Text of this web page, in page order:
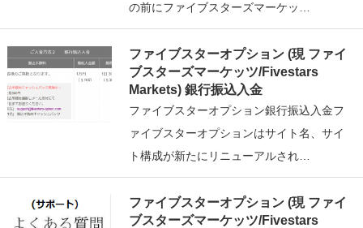
の前にファイブスターズマーケッ…
ファイブスターオプション (現 ファイ
ブスターズマーケッツ/Fivestars
Markets) 銀行振込入金
ファイブスターオプション銀行振込入金フ
ァイブスターオプションはサイト名、サイ
ト構成が新たにリニューアルされ…
ファイブスターオプション (現 ファイ
ブスターズマーケッツ/Fivestars